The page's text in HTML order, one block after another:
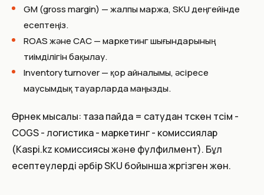
GM (gross margin) — жалпы маржа, SKU деңгейінде
есептеңіз.
ROAS және CAC — маркетинг шығындарының
тиімділігін бақылау.
Inventory turnover — қор айналымы, әсіресе
маусымдық тауарларда маңызды.
Өрнек мысалы: таза пайда = сатудан түскен түсім -
COGS - логистика - маркетинг - комиссиялар
(Kaspi.kz комиссиясы және фулфилмент). Бұл
есептеулерді әрбір SKU бойынша жүргізген жөн.